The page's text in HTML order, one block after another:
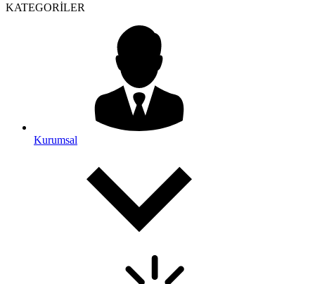
KATEGORİLER
Kurumsal